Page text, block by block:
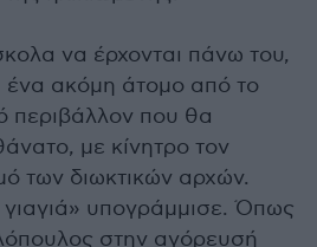
να έρχονται πάνω του,
ένα ακόμη άτομο από το
περιβάλλον που θα
με κίνητρο τον
των διωκτικών αρχών.
γιαγιά» υπογράμμισε. Όπως
στην αγόρευσή